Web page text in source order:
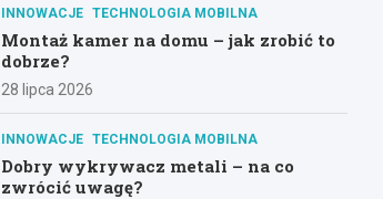
INNOWACJE TECHNOLOGIA MOBILNA
Montaż kamer na domu – jak zrobić to
dobrze?
28 lipca 2026
INNOWACJE TECHNOLOGIA MOBILNA
Dobry wykrywacz metali – na co
zwrócić uwagę?